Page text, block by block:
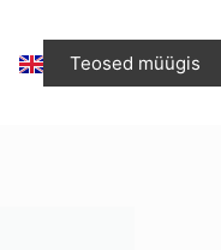
Teosed müügis